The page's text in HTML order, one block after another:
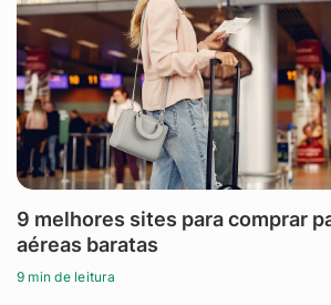
9 melhores sites para comprar
aéreas baratas
9 min de leitura